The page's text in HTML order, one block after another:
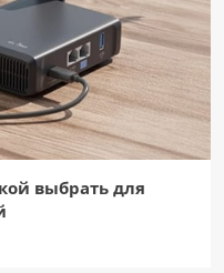
выбрать для